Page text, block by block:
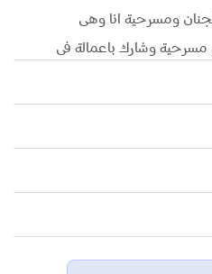
ومسرحية انا وهى
وشارك باعمالة فى
وسوريا وقام بجلب عرض
حب فى التخشيبة لسوريا
بين مصر وسوريا وكذلك
التى قام بالعمل بها(
سحر الجعارة( ولف ارجع